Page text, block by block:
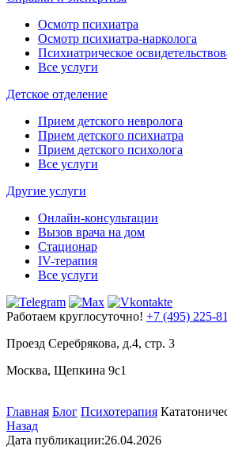
Осмотр психиатра
Осмотр психиатра-нарколога
Психиатрическое
Все услуги
Детское отделение
Прием детского невролога
Прием детского психиатра
Прием детского психолога
Все услуги
Другие услуги
Онлайн-консультации
Вызов врача на дом
Стационар
IV-терапия
Все услуги
Работаем круглосуточно! +7 (495) 225-
Проезд Серебрякова, д.4, стр. 3
Москва, Щепкина 9с1
Главная Блог Психотерапия
Назад
Дата публикации:26.04.2026